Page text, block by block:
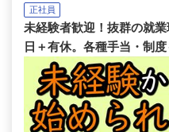
正社員
未経験者歓迎！抜群の就
日＋有休。各種手当・制